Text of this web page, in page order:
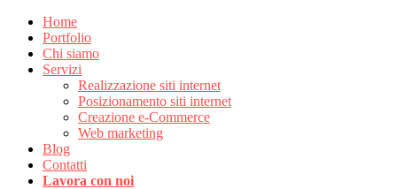
Home
Portfolio
Chi siamo
Servizi
Realizzazione siti internet
Posizionamento siti internet
Creazione e-Commerce
Web marketing
Blog
Contatti
Lavora con noi